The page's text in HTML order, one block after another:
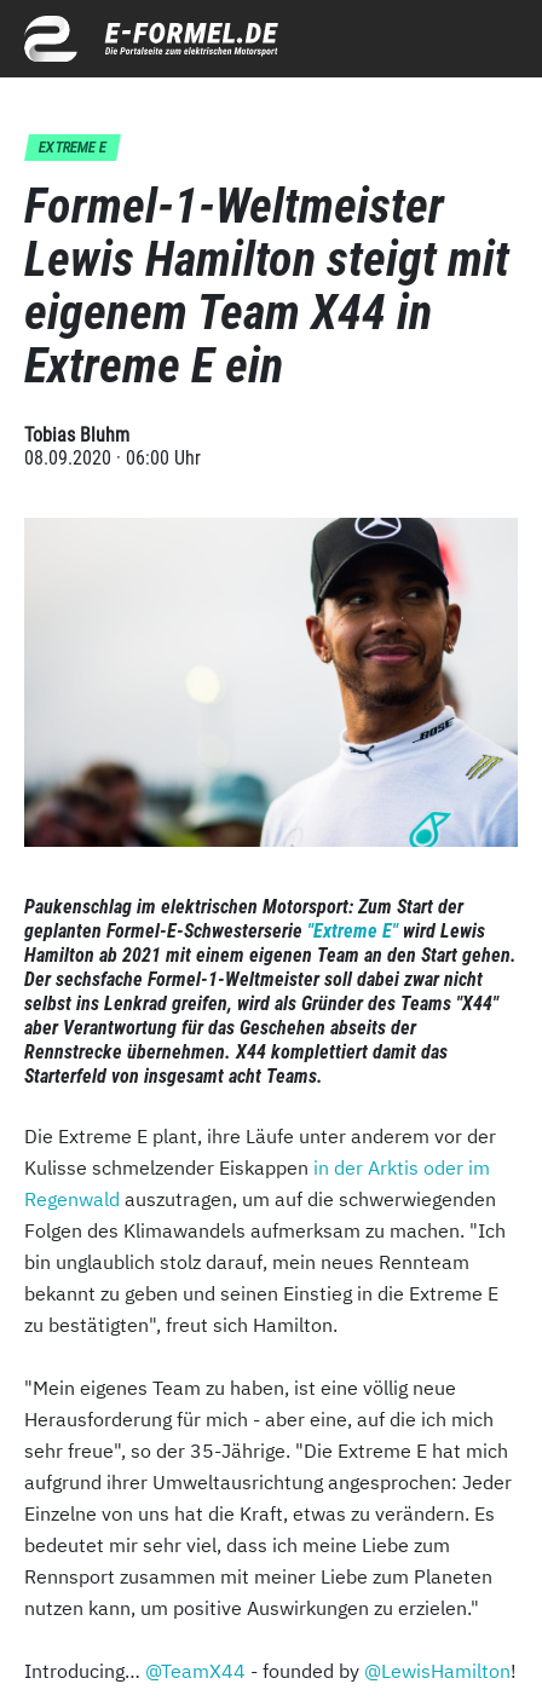
EXTREME E
Formel-1-Weltmeister
Lewis Hamilton steigt mit
eigenem Team X44 in
Extreme E ein
Tobias Bluhm
08.09.2020 · 06:00 Uhr
Paukenschlag im elektrischen Motorsport: Zum Start der
geplanten Formel-E-Schwesterserie "Extreme E"wird Lewis
Hamilton ab 2021 mit einem eigenen Team an den Start gehen.
Der sechsfache Formel-1-Weltmeister soll dabei zwar nicht
selbst ins Lenkrad greifen, wird als Gründer des Teams "X44"
aber Verantwortung für das Geschehen abseits der
Rennstrecke übernehmen. X44 komplettiert damit das
Starterfeld von insgesamt acht Teams.
Die Extreme E plant, ihre Läufe unter anderem vor der
Kulisse schmelzender Eiskappen in der Arktis oder im
Regenwald auszutragen, um auf die schwerwiegenden
Folgen des Klimawandels aufmerksam zu machen. "Ich
bin unglaublich stolz darauf, mein neues Rennteam
bekannt zu geben und seinen Einstieg in die Extreme E
zu bestätigten", freut sich Hamilton.
"Mein eigenes Team zu haben, ist eine völlig neue
Herausforderung für mich - aber eine, auf die ich mich
sehr freue", so der 35-Jährige. "Die Extreme E hat mich
aufgrund ihrer Umweltausrichtung angesprochen: Jeder
Einzelne von uns hat die Kraft, etwas zu verändern. Es
bedeutet mir sehr viel, dass ich meine Liebe zum
Rennsport zusammen mit meiner Liebe zum Planeten
nutzen kann, um positive Auswirkungen zu erzielen."
Introducing… @TeamX44 - founded by @LewisHamilton!